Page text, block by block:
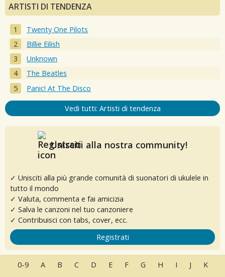
ARTISTI DI TENDENZA
Twenty One Pilots
Billie Eilish
Unknown
The Beatles
Panic! At The Disco
Vedi tutti: Artisti di tendenza
Unisciti alla nostra community!
✓ Unisciti alla più grande comunità di suonatori di ukulele in
tutto il mondo
✓ Valuta, commenta e fai amicizia
✓ Salva le canzoni nel tuo canzoniere
✓ Contribuisci con tabs, cover, ecc.
Registrati
0-9 A B C D E F G H I J K